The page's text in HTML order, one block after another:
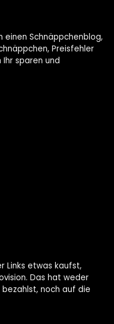
einen Schnäppchenblog,
Preisfehler
sparen und
Links etwas kaufst,
Das hat weder
bezahlst, noch auf die